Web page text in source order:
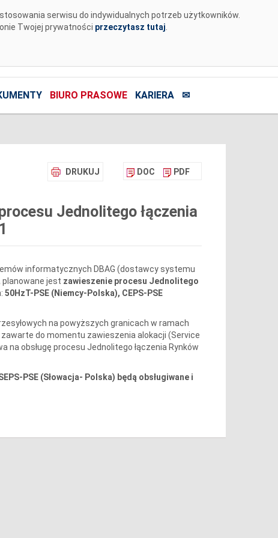
serwisu do indywidualnych potrzeb użytkowników.
Twojej prywatności przeczytasz tutaj
BIURO PRASOWE KARIERA ✉
DRUKUJ DOC PDF
Jednolitego łączenia
informatycznych DBAG (dostawcy systemu
planowane jest zawieszenie procesu Jednolitego
50HzT-PSE (Niemcy-Polska), CEPS-PSE
na powyższych granicach w ramach
do momentu zawieszenia alokacji (Service
na obsługę procesu Jednolitego łączenia Rynków
PSE (Słowacja- Polska) będą obsługiwane i